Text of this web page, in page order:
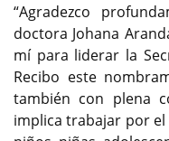
“Agradezco
doctora Johana
mí para liderar la
Recibo este
también con plena
implica trabajar por